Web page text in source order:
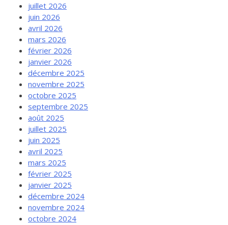
juillet 2026
juin 2026
avril 2026
mars 2026
février 2026
janvier 2026
décembre 2025
novembre 2025
octobre 2025
septembre 2025
août 2025
juillet 2025
juin 2025
avril 2025
mars 2025
février 2025
janvier 2025
décembre 2024
novembre 2024
octobre 2024